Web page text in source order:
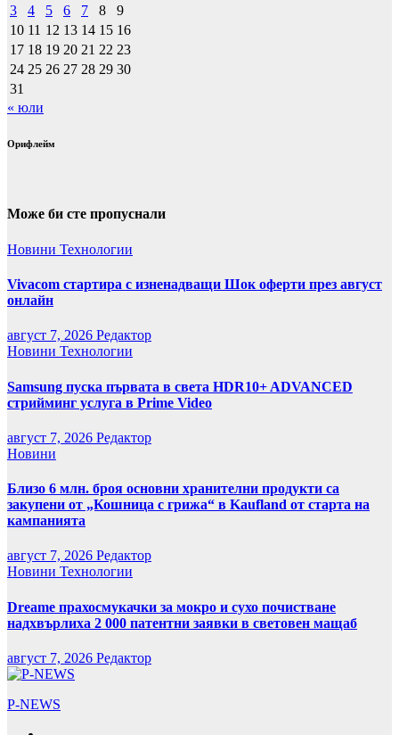
3
4 5 6 7 8
9
10 11 12 13 14 15 16
17 18 19 20 21 22 23
24 25 26 27 28 29 30
31
« юли
Орифлейм
Може би сте пропуснали
Новини Технологии
Vivacom стартира с изненадващи Шок оферти през август
онлайн
август 7, 2026 Редактор
Новини Технологии
Samsung пуска първата в света HDR10+ ADVANCED
стрийминг услуга в Prime Video
август 7, 2026 Редактор
Новини
Близо 6 млн. броя основни хранителни продукти са
закупени от „Кошница с грижа“ в Kaufland от старта на
кампанията
август 7, 2026 Редактор
Новини Технологии
Dreame прахосмукачки за мокро и сухо почистване
надхвърлиха 2 000 патентни заявки в световен мащаб
август 7, 2026 Редактор
P-NEWS